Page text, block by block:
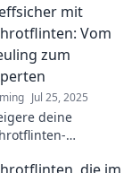
für jede
Werde zum
und dominiere
Spiel!
mit
Vom
zum
Jul 25, 2025
deine
die im